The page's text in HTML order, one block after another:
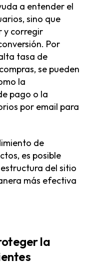
a entender el
sino que
y corregir
Por
tasa de
se pueden
la
pago o la
por email para
de
es posible
del sitio
más efectiva
la